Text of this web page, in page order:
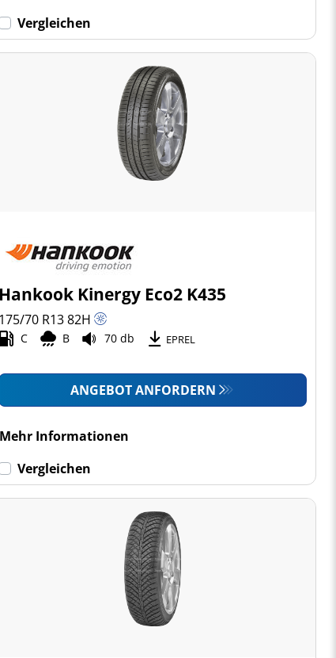
Vergleichen
Hankook Kinergy Eco2 K435
175/70 R1382H
C B 70 db EPREL
ANGEBOT ANFORDERN
Mehr Informationen
Vergleichen